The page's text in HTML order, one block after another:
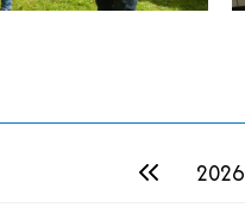
poprzedni rok2026